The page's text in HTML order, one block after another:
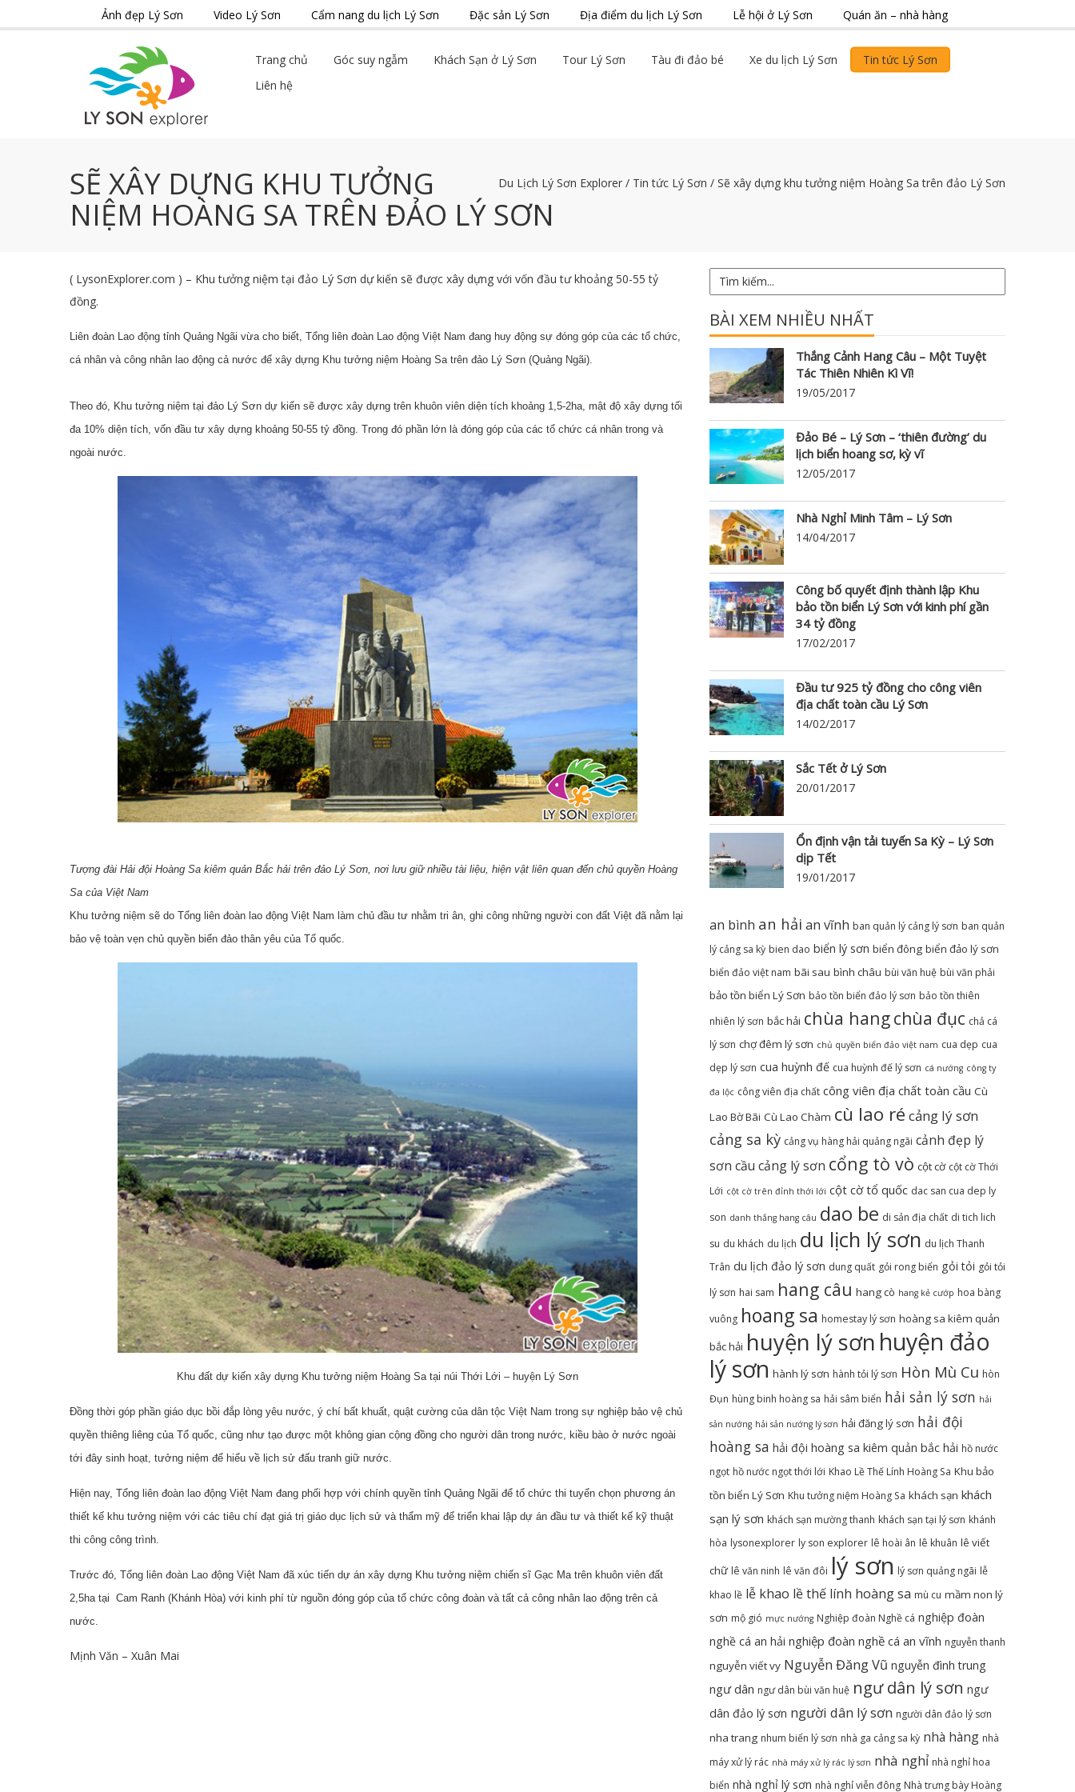
Ảnh đẹp Lý Sơn Video Lý Sơn Cẩm nang du lịch Lý Sơn Đặc sản Lý Sơn Địa điểm du lịch Lý Sơn Lễ hội ở Lý Sơn Quán ăn – nhà hàng
Trang chủ Góc suy ngẫm Khách Sạn ở Lý Sơn Tour Lý Sơn Tàu đi đảo bé Xe du lịch Lý Sơn
Tin tức Lý Sơn
Liên hệ
Du Lịch Lý Sơn Explorer / Tin tức Lý Sơn / Sẽ xây dựng khu tưởng niệm Hoàng Sa trên đảo Lý Sơn
SẼ XÂY DỰNG KHU TƯỞNG
NIỆM HOÀNG SA TRÊN ĐẢO LÝ SƠN
( LysonExplorer.com ) – Khu tưởng niệm tại đảo Lý Sơn dự kiến sẽ được xây dựng với vốn đầu tư khoảng 50-55 tỷ
đồng.
Liên đoàn Lao động tỉnh Quảng Ngãi vừa cho biết, Tổng liên đoàn Lao động Việt Nam đang huy động sự đóng góp của các tổ chức,
cá nhân và công nhân lao động cả nước để xây dựng Khu tưởng niệm Hoàng Sa trên đảo Lý Sơn (Quảng Ngãi).
Theo đó, Khu tưởng niệm tại đảo Lý Sơn dự kiến sẽ được xây dựng trên khuôn viên diện tích khoảng 1,5-2ha, mật độ xây dựng tối
đa 10% diện tích, vốn đầu tư xây dựng khoảng 50-55 tỷ đồng. Trong đó phần lớn là đóng góp của các tổ chức cá nhân trong và
ngoài nước.
Tượng đài Hải đội Hoàng Sa kiêm quản Bắc hải trên đảo Lý Sơn, nơi lưu giữ nhiều tài liệu, hiện vật liên quan đến chủ quyền Hoàng
Sa của Việt Nam
Khu tưởng niệm sẽ do Tổng liên đoàn lao động Việt Nam làm chủ đầu tư nhằm tri ân, ghi công những người con đất Việt đã nằm lại
bảo vệ toàn vẹn chủ quyền biển đảo thân yêu của Tổ quốc.
Khu đất dự kiến xây dựng Khu tưởng niệm Hoàng Sa tại núi Thới Lới – huyện Lý Sơn
Đồng thời góp phần giáo dục bồi đắp lòng yêu nước, ý chí bất khuất, quật cường của dân tộc Việt Nam trong sự nghiệp bảo vệ chủ
quyền thiêng liêng của Tổ quốc, cũng như tạo được một không gian cộng đồng cho người dân trong nước, kiều bào ở nước ngoài
tới đây sinh hoạt, tưởng niệm để hiểu về lịch sử đấu tranh giữ nước.
Hiện nay, Tổng liên đoàn lao động Việt Nam đang phối hợp với chính quyền tỉnh Quảng Ngãi để tổ chức thi tuyển chọn phương án
thiết kế khu tưởng niệm với các tiêu chí đạt giá trị giáo dục lịch sử và thẩm mỹ để triển khai lập dự án đầu tư và thiết kế kỹ thuật
thi công công trình.
Trước đó, Tổng liên đoàn Lao động Việt Nam đã xúc tiến dự án xây dựng Khu tưởng niệm chiến sĩ Gạc Ma trên khuôn viên đất
2,5ha tại Cam Ranh (Khánh Hòa) với kinh phí từ nguồn đóng góp của tổ chức công đoàn và tất cả công nhân lao động trên cả
nước.
Mịnh Văn – Xuân Mai
BÀI XEM NHIỀU NHẤT
Thắng Cảnh Hang Câu – Một Tuyệt
Tác Thiên Nhiên Kì Vĩ!
19/05/2017
Đảo Bé – Lý Sơn – ‘thiên đường’ du
lịch biển hoang sơ, kỳ vĩ
12/05/2017
Nhà Nghỉ Minh Tâm – Lý Sơn
14/04/2017
Công bố quyết định thành lập Khu
bảo tồn biển Lý Sơn với kinh phí gần
34 tỷ đồng
17/02/2017
Đầu tư 925 tỷ đồng cho công viên
địa chất toàn cầu Lý Sơn
14/02/2017
Sắc Tết ở Lý Sơn
20/01/2017
Ổn định vận tải tuyến Sa Kỳ – Lý Sơn
dịp Tết
19/01/2017
an bình an hải an vĩnh ban quản lý cảng lý sơn ban quản
lý cảng sa kỳ bien dao biển lý sơn biển đông biển đảo lý sơn
biển đảo việt nam bãi sau bình châu bùi văn huệ bùi văn phải
bảo tồn biển Lý Sơn bảo tồn biển đảo lý sơn bảo tồn thiên
nhiên lý sơn bắc hải chùa hangchùa đục chả cá
lý sơn chợ đêm lý sơn chủ quyền biển đảo việt nam cua dẹp cua
dẹp lý sơn cua huỳnh đế cua huỳnh đế lý sơn cá nướng công ty
đa lộc công viên địa chất công viên địa chất toàn cầu Cù
Lao Bờ Bãi Cù Lao Chàm cù lao ré cảng lý sơn
cảng sa kỳ cảng vụ hàng hải quảng ngãi cảnh đẹp lý
sơn cầu cảng lý sơn cổng tò vò cột cờ cột cờ Thới
Lới cột cờ trên đỉnh thới lới cột cờ tổ quốc dac san cua dep ly
son danh thắng hang câu dao be di sản địa chất di tich lich
su du khách du lịch du lịch lý sơn du lịch Thanh
Trân du lịch đảo lý sơn dung quất gỏi rong biển gỏi tỏi gỏi tỏi
lý sơn hai sam hang câu hang cò hang kẻ cướp hoa bàng
vuông hoang sa homestay lý sơn hoàng sa kiêm quản
bắc hải huyện lý sơn huyện đảo
lý sơn hành lý sơn hành tỏi lý sơn Hòn Mù Cu hòn
Đụn hùng binh hoàng sa hải sâm biển hải sản lý sơn hải
sản nướng hải sản nướng lý sơn hải đăng lý sơn hải đội
hoàng sa hải đội hoàng sa kiêm quản bắc hải hồ nước
ngọt hồ nước ngọt thới lới Khao Lề Thế Lính Hoàng Sa Khu bảo
tồn biển Lý Sơn Khu tưởng niệm Hoàng Sa khách sạn khách
sạn lý sơn khách sạn mường thanh khách sạn tại lý sơn khánh
hòa lysonexplorer ly son explorer lê hoài ân lê khuân lê viết
chữ lê văn ninh lê văn đôi lý sơn lý sơn quảng ngãi lễ
khao lề lễ khao lề thế lính hoàng sa mù cu mầm non lý
sơn mộ gió mực nướng Nghiệp đoàn Nghề cá nghiệp đoàn
nghề cá an hải nghiệp đoàn nghề cá an vĩnh nguyễn thanh
nguyễn viết vy Nguyễn Đăng Vũ nguyễn đình trung
ngư dân ngư dân bùi văn huệ ngư dân lý sơn ngư
dân đảo lý sơn người dân lý sơn người dân đảo lý sơn
nha trang nhum biển lý sơn nhà ga cảng sa kỳ nhà hàng nhà
máy xử lý rác nhà máy xử lý rác lý sơn nhà nghỉ nhà nghỉ hoa
biển nhà nghỉ lý sơn nhà nghỉ viễn đông Nhà trưng bày Hoàng